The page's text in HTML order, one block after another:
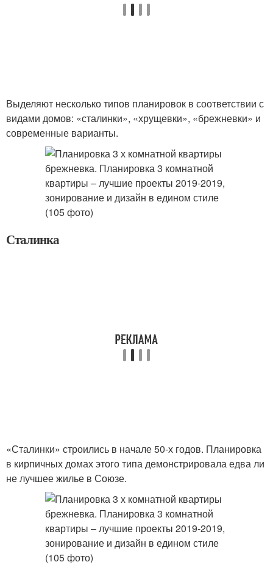
Выделяют несколько типов планировок в соответствии с
видами домов: «сталинки», «хрущевки», «брежневки» и
современные варианты.
Сталинка
«Сталинки» строились в начале 50-х годов. Планировка
в кирпичных домах этого типа демонстрировала едва ли
не лучшее жилье в Союзе.